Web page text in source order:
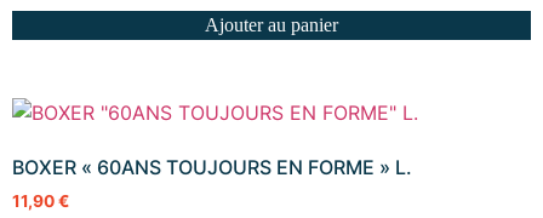
Ajouter au panier
BOXER « 60ANS TOUJOURS EN FORME » L.
11,90€